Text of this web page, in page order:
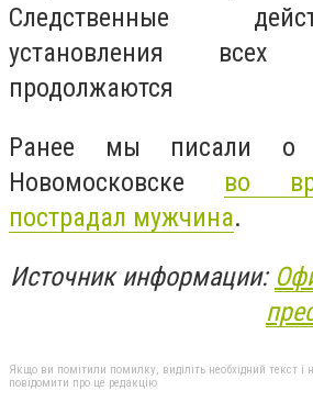
Следственные
установления всех
продолжаются
Ранее мы писали
Новомосковске во
пострадал мужчина.
Источник информации:
Якщо ви помітили помилку, виділіть необхідний текст і
повідомити про це редакцію